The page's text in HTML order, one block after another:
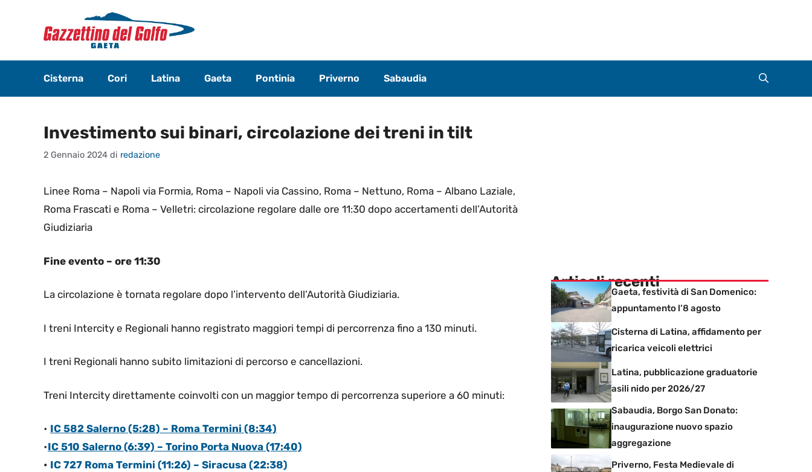
contenuto
Cisterna Cori Latina Gaeta Pontinia Priverno Sabaudia
Investimento sui binari, circolazione dei treni in tilt
2 Gennaio 2024 di redazione
Linee Roma – Napoli via Formia, Roma – Napoli via Cassino, Roma – Nettuno, Roma – Albano Laziale,
Roma Frascati e Roma – Velletri: circolazione regolare dalle ore 11:30 dopo accertamenti dell’Autorità
Giudiziaria
Fine evento – ore 11:30
La circolazione è tornata regolare dopo l’intervento dell’Autorità Giudiziaria.
I treni Intercity e Regionali hanno registrato maggiori tempi di percorrenza fino a 130 minuti.
I treni Regionali hanno subito limitazioni di percorso e cancellazioni.
Treni Intercity direttamente coinvolti con un maggior tempo di percorrenza superiore a 60 minuti:
• IC 582 Salerno (5:28) – Roma Termini (8:34)
•IC 510 Salerno (6:39) – Torino Porta Nuova (17:40)
• IC 727 Roma Termini (11:26) – Siracusa (22:38)
Articoli recenti
Gaeta, festività di San Domenico:
appuntamento l’8 agosto
Cisterna di Latina, affidamento per
ricarica veicoli elettrici
Latina, pubblicazione graduatorie
asili nido per 2026/27
Sabaudia, Borgo San Donato:
inaugurazione nuovo spazio
aggregazione
Priverno, Festa Medievale di